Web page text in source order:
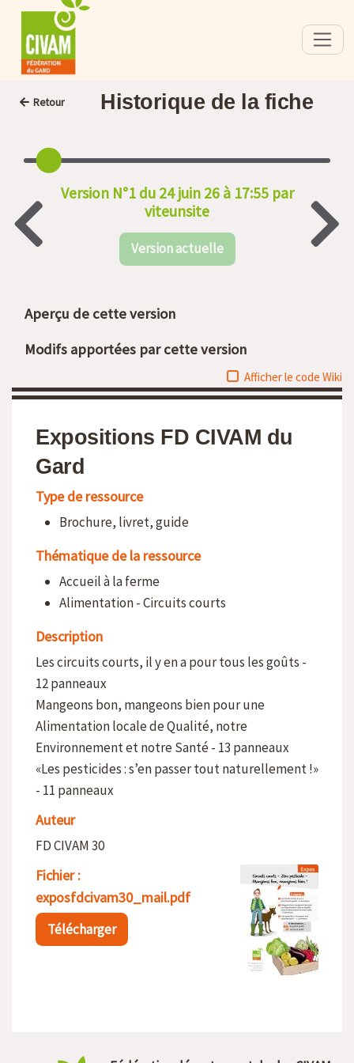
Retour Historique de la fiche
Version N°1 du 24 juin 26 à 17:55 par
viteunsite
Version actuelle
Aperçu de cette version
Modifs apportées par cette version
Afficher le code Wiki
Expositions FD CIVAM du
Gard
Type de ressource
Brochure, livret, guide
Thématique de la ressource
Accueil à la ferme
Alimentation - Circuits courts
Description
Les circuits courts, il y en a pour tous les goûts -
12 panneaux
Mangeons bon, mangeons bien pour une
Alimentation locale de Qualité, notre
Environnement et notre Santé - 13 panneaux
«Les pesticides : s’en passer tout naturellement !»
- 11 panneaux
Auteur
FD CIVAM 30
Fichier :
exposfdcivam30_mail.pdf
Télécharger